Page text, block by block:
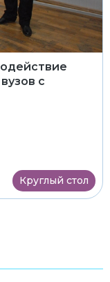
с
Круглый стол